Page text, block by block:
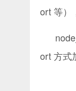
ort 等）
ort 方式